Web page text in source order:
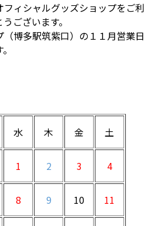
フィシャルグッズショップをご利
ございます。
博多駅筑紫口）の１１月営業日
水 木 金 土
1 2 3 4
8 9 10 11